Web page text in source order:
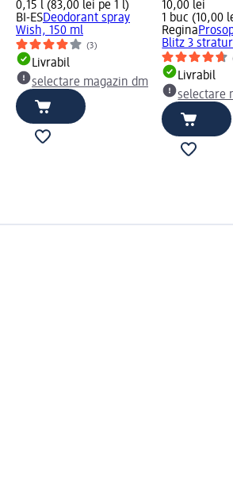
0,15 l (83,00 lei pe 1 l)
BI-ESDeodorant spray
Wish, 150 ml
(3)
Livrabil
selectare magazin dm
10,00 lei
1 buc (10,00
Regina
Blitz 3
Livrabil
selectare